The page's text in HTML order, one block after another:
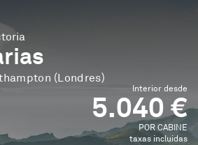
(Londres)
Interior desde
5.040 €
POR CABINE
taxas incluidas